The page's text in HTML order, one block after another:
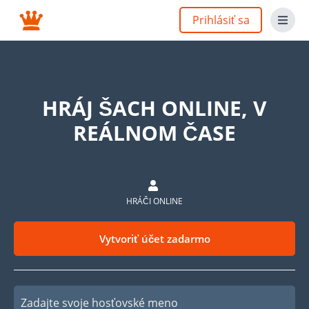
Prihlásiť sa
HRÁJ ŠACH ONLINE, V
REÁLNOM ČASE
Vytvoriť účet zadarmo
HRÁČI ONLINE